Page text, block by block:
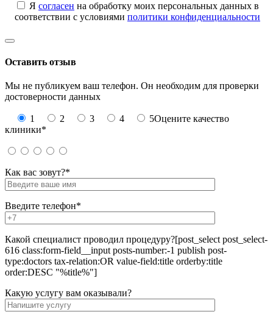
Я согласен на обработку моих персональных данных в
соответствии с условиями политики конфиденциальности
Оставить отзыв
Мы не публикуем ваш телефон. Он необходим для проверки
достоверности данных
1 2 3 4 5Оцените качество
клиники*
Как вас зовут?*
Введите телефон*
Какой специалист проводил процедуру?[post_select post_select-
616 class:form-field__input posts-number:-1 publish post-
type:doctors tax-relation:OR value-field:title orderby:title
order:DESC "%title%"]
Какую услугу вам оказывали?